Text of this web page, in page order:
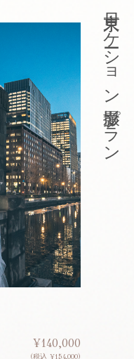
¥140,000
(税込 ¥154,000)
東京ロケーション撮影プラン